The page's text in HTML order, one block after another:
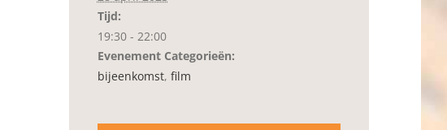
Tijd:
19:30 - 22:00
Evenement Categorieën:
bijeenkomst, film